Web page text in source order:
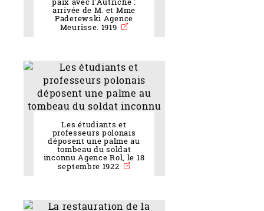
arrivée de M. et Mme
Paderewski Agence
Meurisse. 1919
Les étudiants et
professeurs polonais
déposent une palme au
tombeau du soldat
inconnu Agence Rol, le 18
septembre 1922